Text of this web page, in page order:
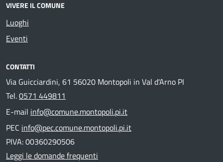
VIVERE IL COMUNE
Luoghi
Eventi
CONTATTI
Via Guicciardini, 61 56020 Montopoli in Val d'Arno PI
Tel.0571 449811
E-mail info@comune.montopoli.pi.it
PEC info@pec.comune.montopoli.pi.it
PIVA: 00360290506
Leggi le domande frequenti